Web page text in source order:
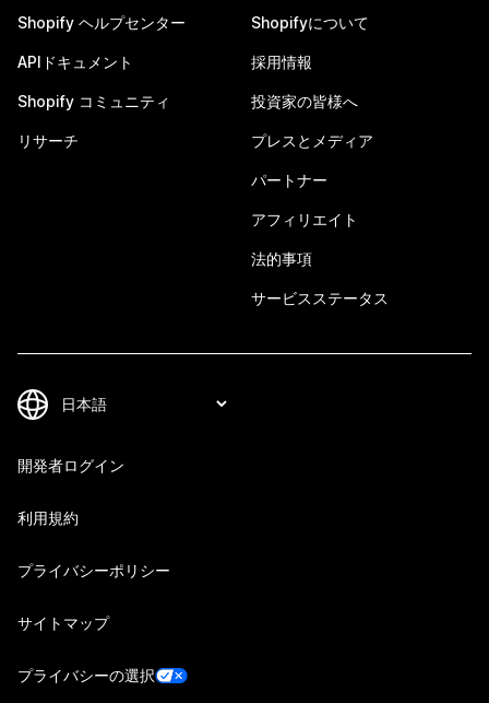
Shopify ヘルプセンター
APIドキュメント
Shopify コミュニティ
リサーチ
Shopifyについて
採用情報
投資家の皆様へ
プレスとメディア
パートナー
アフィリエイト
法的事項
サービスステータス
開発者ログイン
利用規約
プライバシーポリシー
サイトマップ
プライバシーの選択